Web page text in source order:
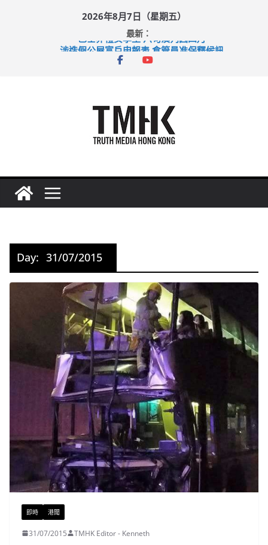
2026年8月7日（星期五）
最新：
巴士非禮女學生 六旬漢判囚四月
涉造假公屋富戶申報表 倉管員准保釋候訊
足球盛會次場激戰 祖雲達斯挫車路士
Day: 31/07/2015
即時 港聞
31/07/2015 TMHK Editor - Kenneth